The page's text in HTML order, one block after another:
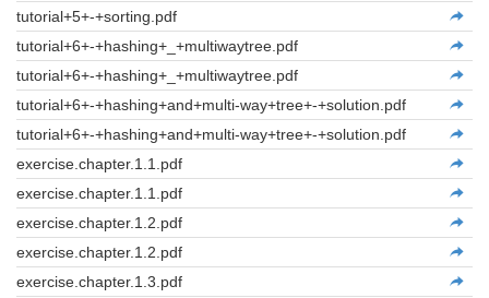
tutorial+5+-+sorting.pdf
tutorial+6+-+hashing+_+multiwaytree.pdf
tutorial+6+-+hashing+_+multiwaytree.pdf
tutorial+6+-+hashing+and+multi-way+tree+-+solution.pdf
tutorial+6+-+hashing+and+multi-way+tree+-+solution.pdf
exercise.chapter.1.1.pdf
exercise.chapter.1.1.pdf
exercise.chapter.1.2.pdf
exercise.chapter.1.2.pdf
exercise.chapter.1.3.pdf